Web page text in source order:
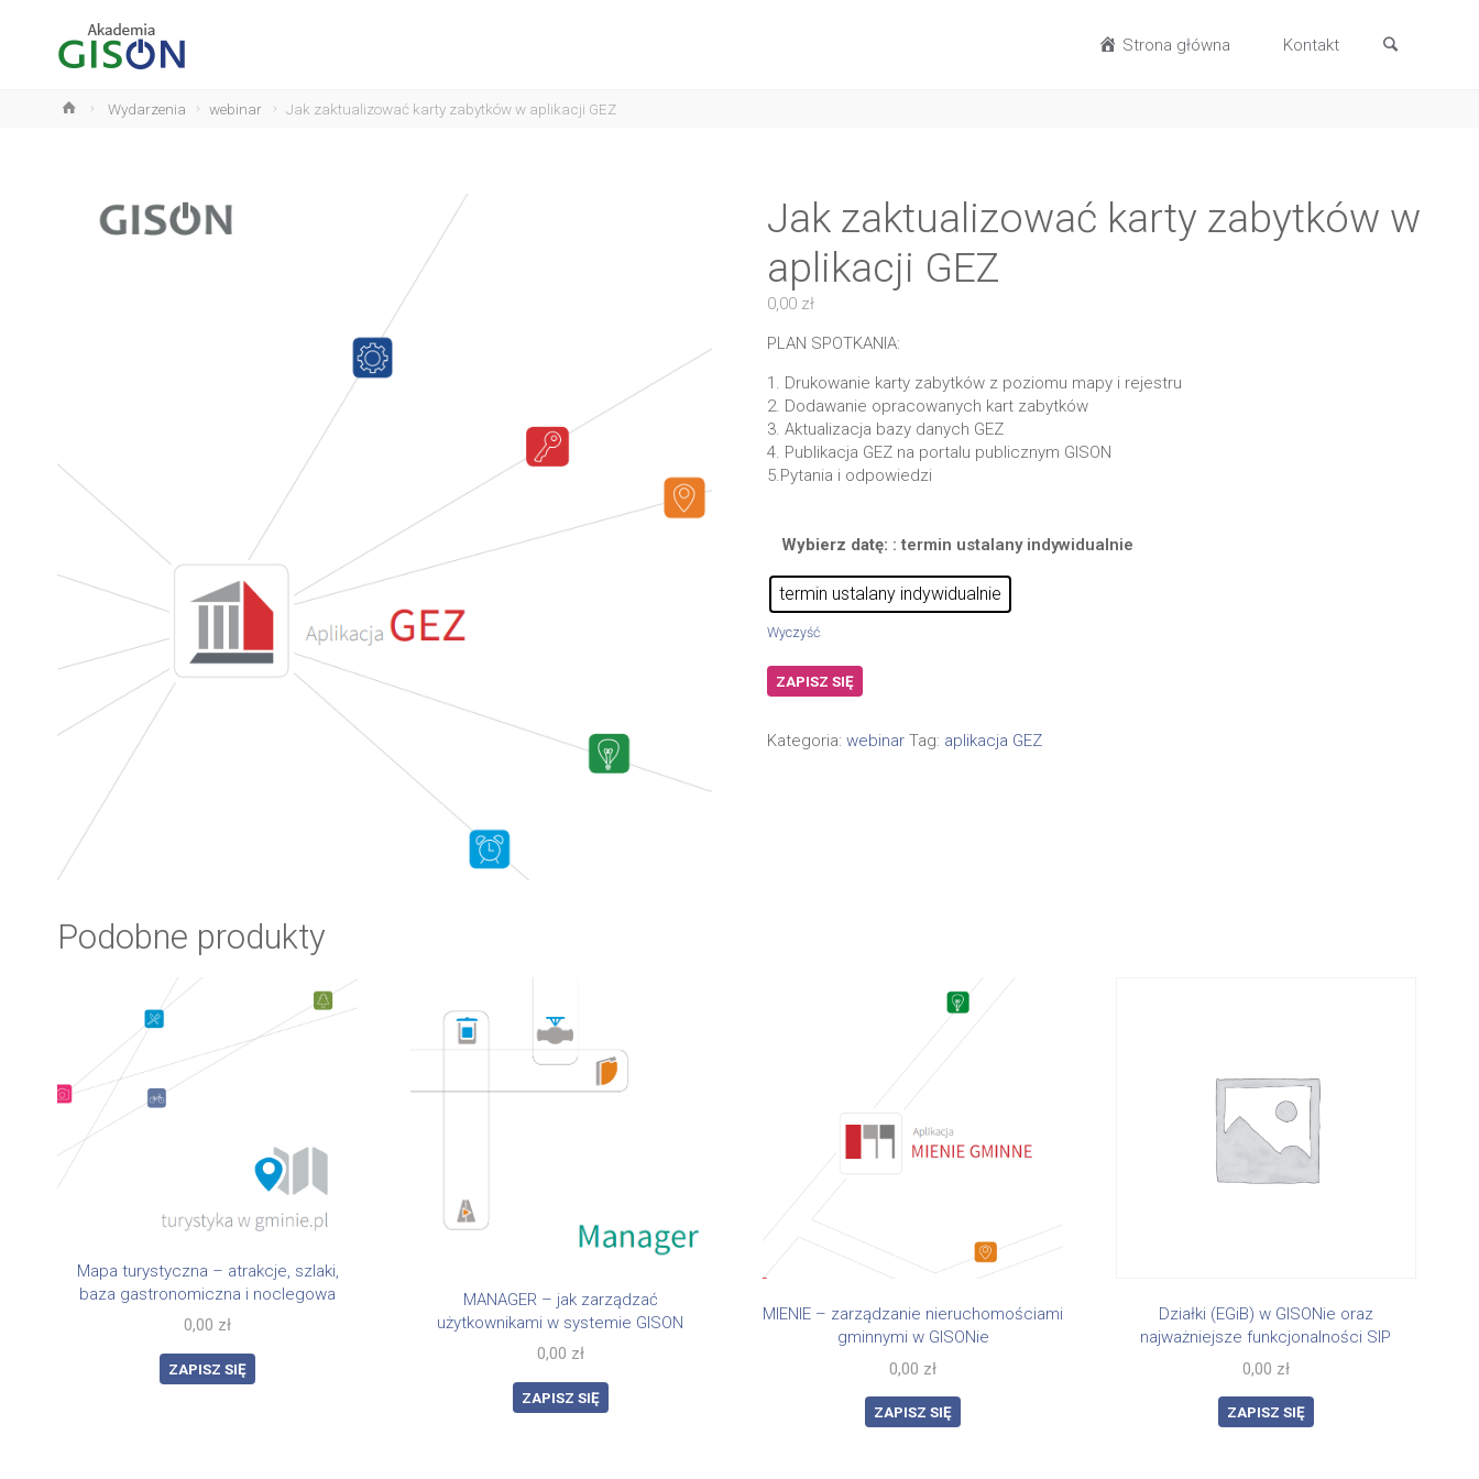
Strona główna Kontakt
Wydarzenia webinar Jak zaktualizować karty zabytków w aplikacji GEZ​
Jak zaktualizować karty zabytków w
aplikacji GEZ​
0,00 zł
PLAN SPOTKANIA:
1. Drukowanie karty zabytków z poziomu mapy i rejestru
2. Dodawanie opracowanych kart zabytków
3. Aktualizacja bazy danych GEZ
4. Publikacja GEZ na portalu publicznym GISON
5.Pytania i odpowiedzi
Wybierz datę: : termin ustalany indywidualnie
termin ustalany indywidualnie
Wyczyść
ZAPISZ SIĘ
Kategoria: webinar Tag: aplikacja GEZ
Podobne produkty
Mapa turystyczna – atrakcje, szlaki,
baza gastronomiczna i noclegowa​
0,00 zł
ZAPISZ SIĘ
MANAGER – jak zarządzać
użytkownikami w systemie GISON
0,00 zł
ZAPISZ SIĘ
MIENIE – zarządzanie nieruchomościami
gminnymi w GISONie
0,00 zł
ZAPISZ SIĘ
Działki (EGiB) w GISONie oraz
najważniejsze funkcjonalności SIP
0,00 zł
ZAPISZ SIĘ